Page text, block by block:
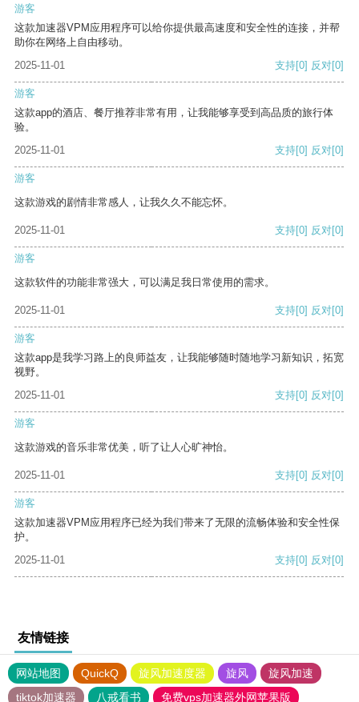
游客
这款加速器VPM应用程序可以给你提供最高速度和安全性的连接，并帮
助你在网络上自由移动。
2025-11-01
支持[0] 反对[0]
游客
这款app的酒店、餐厅推荐非常有用，让我能够享受到高品质的旅行体
验。
2025-11-01
支持[0] 反对[0]
游客
这款游戏的剧情非常感人，让我久久不能忘怀。
2025-11-01 支持[0] 反对[0]
游客
这款软件的功能非常强大，可以满足我日常使用的需求。
2025-11-01 支持[0] 反对[0]
游客
这款app是我学习路上的良师益友，让我能够随时随地学习新知识，拓宽
视野。
2025-11-01
支持[0] 反对[0]
游客
这款游戏的音乐非常优美，听了让人心旷神怡。
2025-11-01 支持[0] 反对[0]
游客
这款加速器VPM应用程序已经为我们带来了无限的流畅体验和安全性保
护。
2025-11-01
支持[0] 反对[0]
友情链接
网站地图 QuickQ 旋风加速度器 旋风
旋风加速
tiktok加速器
八戒看书 免费vps加速器外网苹果版